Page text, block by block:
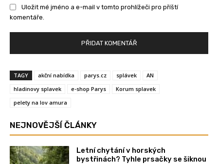
Uložit mé jméno a e-mail v tomto prohlížeči pro příští
komentáře.
TAGY akční nabídka parys.cz splávek
AN
hladinovy splavek
e-shop Parys
Korum splavek
pelety na lov amura
NEJNOVĚJŠÍ ČLÁNKY
Letní chytání v horských
bystřinách? Tyhle prsačky se šiknou